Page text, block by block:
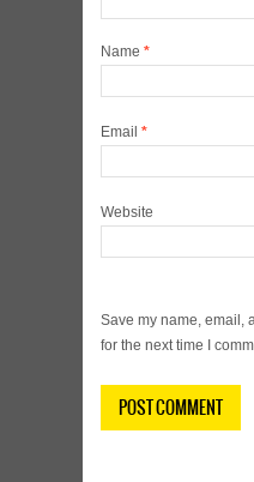
Name *
Email *
Website
Save my name, email,
for the next time I